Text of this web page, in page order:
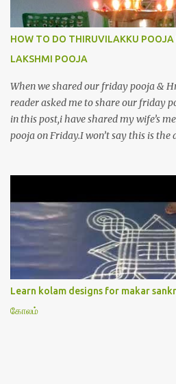
HOW TO DO THIRUVILAKKU
LAKSHMI POOJA
When we shared our friday pooja &
reader asked me to share our friday
in this post,i have shared my wife’s
pooja on Friday.I won’t say this is the
Lakshmi poojai with Thiruvilakku
kolam,Hridayakamalam kolam and
stotram/slokas along with 108 potri
in Tamil.I have tried my best to
u will find it helpful.I have attached
book “ Jayamangala sthothram”. I
upachara pooja sthothram in Tamil &
this pictures in your website,please
Learn kolam designs for makar
கோலம்